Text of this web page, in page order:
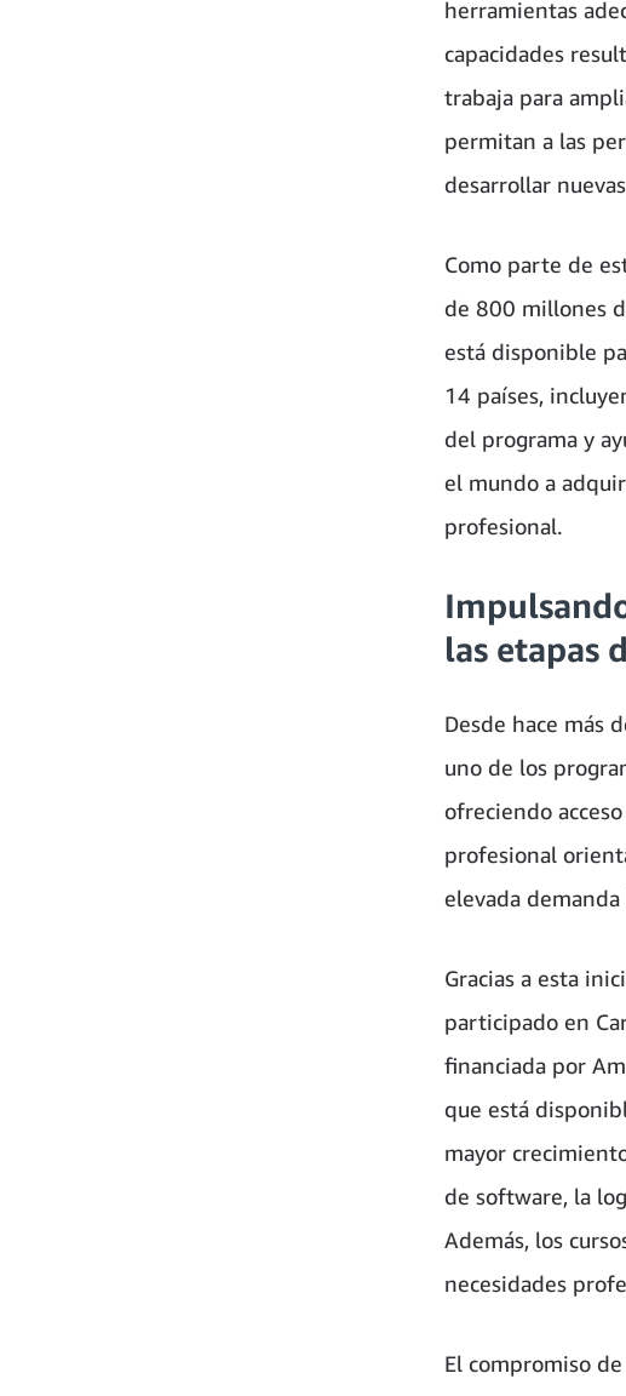
herramientas
capacidades
trabaja para
permitan a las
desarrollar
Como parte de
de 800 millones
está disponible
14 países,
del programa y
el mundo a
profesional.
las etapas
Desde hace más
uno de los
ofreciendo
profesional
elevada
Gracias a esta
participado en
financiada por
que está
mayor
de software, la
Además, los
necesidades
El compromiso